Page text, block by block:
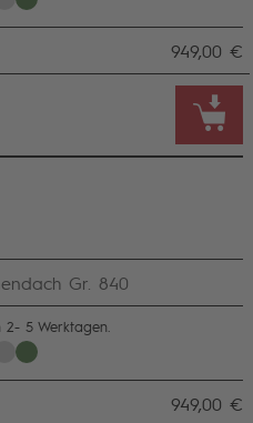
949,00 €
Gr. 840
5 Werktagen.
949,00 €